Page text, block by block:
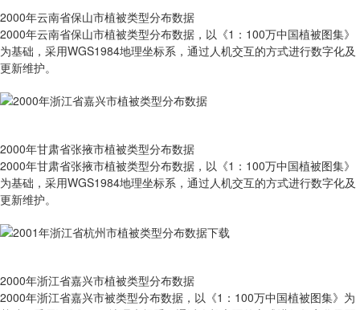
2000年云南省保山市植被类型分布数据
2000年云南省保山市植被类型分布数据，以《1：100万中国植被图集》
为基础，采用WGS1984地理坐标系，通过人机交互的方式进行数字化及
更新维护。
2000年甘肃省张掖市植被类型分布数据
2000年甘肃省张掖市植被类型分布数据，以《1：100万中国植被图集》
为基础，采用WGS1984地理坐标系，通过人机交互的方式进行数字化及
更新维护。
2000年浙江省嘉兴市植被类型分布数据
2000年浙江省嘉兴市被类型分布数据，以《1：100万中国植被图集》为